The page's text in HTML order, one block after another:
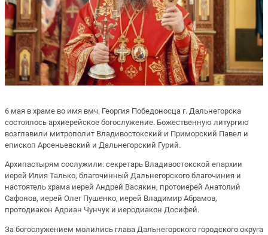
6 мая в храме во имя вмч. Георгия Победоносца г. Дальнегорска
состоялось архиерейское богослужение. Божественную литургию
возглавили митрополит Владивостокский и Приморский Павел и
епископ Арсеньевский и Дальнегорский Гурий.
Архипастырям сослужили: секретарь Владивостокской епархии
иерей Илия Талько, благочинный Дальнегорского благочиния и
настоятель храма иерей Андрей Васякин, протоиерей Анатолий
Сафонов, иерей Олег Пушенко, иерей Владимир Абрамов,
протодиакон Адриан Чунчук и иеродиакон Досифей.
За богослужением молились глава Дальнегорского городского округа